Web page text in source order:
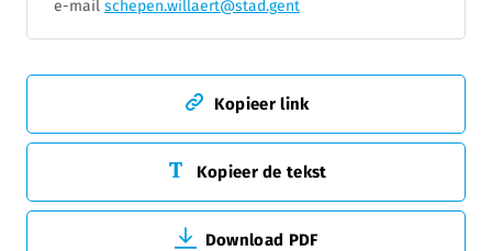
e-mail schepen.willaert@stad.gent
Kopieer link
Kopieer de tekst
Download PDF